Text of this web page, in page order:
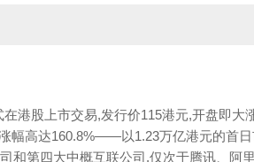
港股上市交易,发行价115港元,开盘即大
幅高达160.8%——以1.23万亿港元的首
和第四大中概互联公司,仅次于腾讯、阿里